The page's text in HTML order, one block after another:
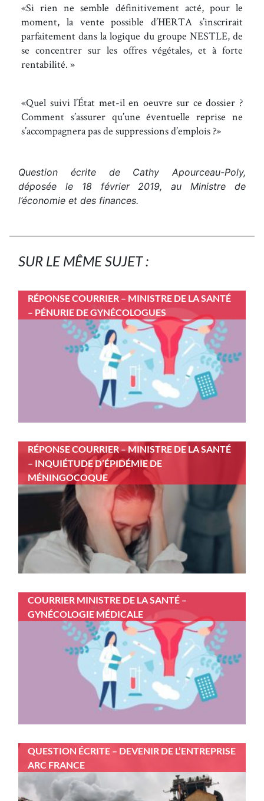
Si rien ne semble définitivement acté, pour le
moment, la vente possible d’HERTA s’inscrirait
parfaitement dans la logique du groupe NESTLE, de
se concentrer sur les offres végétales, et à forte
rentabilité.
Quel suivi l’État met-il en oeuvre sur ce dossier ?
Comment s’assurer qu’une éventuelle reprise ne
s’accompagnera pas de suppressions d’emplois ?
Question écrite de Cathy Apourceau-Poly,
déposée le 18 février 2019, au Ministre de
l’économie et des finances.
SUR LE MÊME SUJET :
RÉPONSE COURRIER – MINISTRE DE LA SANTÉ
– PÉNURIE DE GYNÉCOLOGUES
RÉPONSE COURRIER – MINISTRE DE LA SANTÉ
– INQUIÉTUDE D’ÉPIDÉMIE DE
MÉNINGOCOQUE
COURRIER MINISTRE DE LA SANTÉ –
GYNÉCOLOGIE MÉDICALE
QUESTION ÉCRITE – DEVENIR DE L’ENTREPRISE
ARC FRANCE